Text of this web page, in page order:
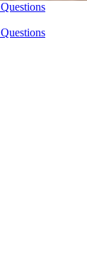
Questions
Questions